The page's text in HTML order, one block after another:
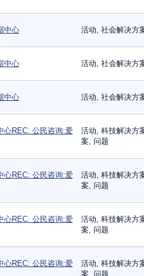
中心 活动, 社会解决方
中心 活动, 社会解决方
中心 活动, 社会解决方
心REC: 公民咨询:爱
活动, 科技解决方
案, 问题
心REC: 公民咨询:爱
活动, 科技解决方
案, 问题
心REC: 公民咨询:爱
活动, 科技解决方
案, 问题
心REC: 公民咨询:爱
活动, 科技解决方
案, 问题